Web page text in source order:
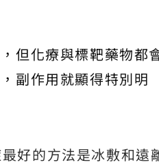
但化療與標靶藥物都
副作用就顯得特別明
好的方法是冰敷和遠